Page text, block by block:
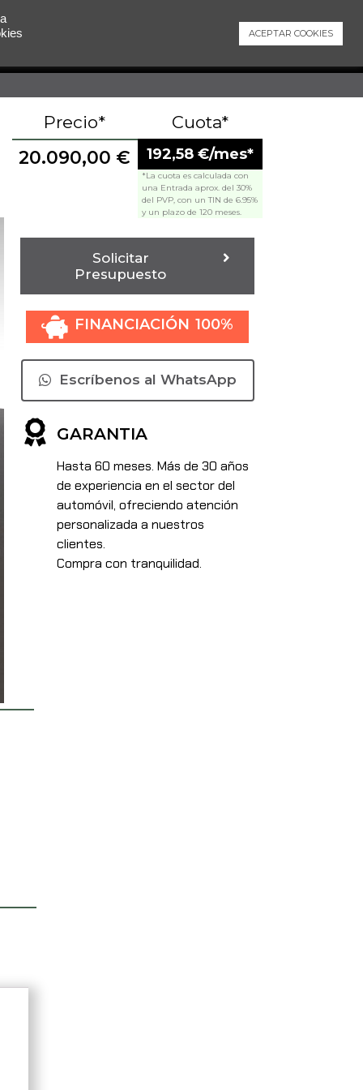
Contacto
Precio*
20.090,00 €
Cuota*
192,58 €/mes*
*La cuota es calculada con
una Entrada aprox. del 30%
del PVP, con un TIN de 6.95%
y un plazo de 120 meses.
Solicitar
Presupuesto
FINANCIACIÓN 100%
Escríbenos al WhatsApp
GARANTIA
Hasta 60 meses. Más de 30 años
de experiencia en el sector del
automóvil, ofreciendo atención
personalizada a nuestros
clientes.
Compra con tranquilidad.
ACEPTAR COOKIES